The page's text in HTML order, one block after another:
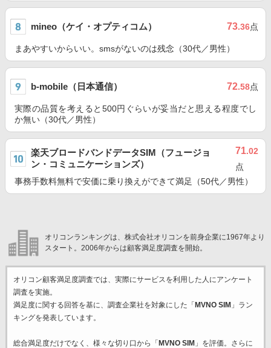
mineo（ケイ・オプティコム） 73.36点
まあやすいからいい。smsがないのは残念（30代／男性）
b-mobile（日本通信） 72.58点
実際の品質を考えると500円ぐらいが妥当だと思える程度でし
か無い（30代／男性）
楽天ブロードバンドデータSIM（フュージョ
ン・コミュニケーションズ）
71.02
点
事務手数料無料で安価に乗り換えができて満足（50代／男性）
オリコンランキングは、株式会社オリコンを前身企業に1967年より
スタート。2006年からは顧客満足度調査を開始。
オリコン顧客満足度調査では、実際にサービスを利用した 人にアンケート
調査を実施。
満足度に関する回答を基に、調査企業社を対象にした「 MVNO SIM 」ラン
キングを発表しています。
総合満足度だけでなく、様々な切り口から「 MVNO SIM 」を評価。さらに